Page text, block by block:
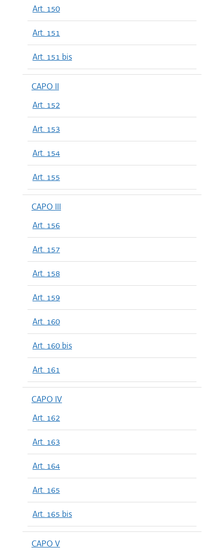
Art. 150
Art. 151
Art. 151 bis
CAPO II
Art. 152
Art. 153
Art. 154
Art. 155
CAPO III
Art. 156
Art. 157
Art. 158
Art. 159
Art. 160
Art. 160 bis
Art. 161
CAPO IV
Art. 162
Art. 163
Art. 164
Art. 165
Art. 165 bis
CAPO V